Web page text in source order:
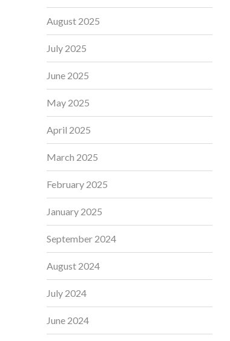
August 2025
July 2025
June 2025
May 2025
April 2025
March 2025
February 2025
January 2025
September 2024
August 2024
July 2024
June 2024